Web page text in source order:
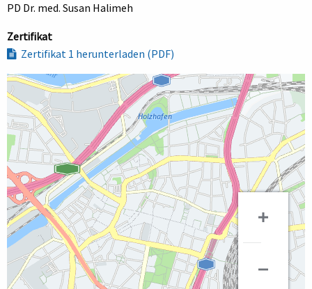
PD Dr. med. Susan Halimeh
Zertifikat
Zertifikat 1 herunterladen (PDF)